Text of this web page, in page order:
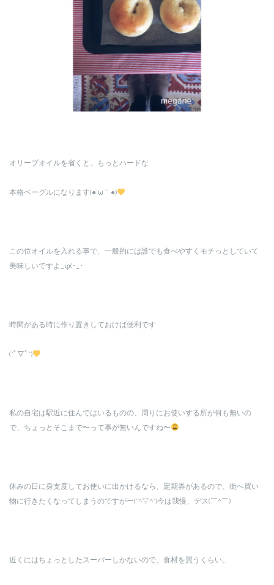
オリーブオイルを省くと、もっとハードな
本格ベーグルになります(●´ω｀●)
この位オイルを入れる事で、一般的には誰でも食べやすくモチっとしていて
美味しいですよ_φ(･_･
時間がある時に作り置きしておけば便利です
(*ﾟ▽ﾟ*)
私の自宅は駅近に住んではいるものの、周りにお使いする所が何も無いの
で、ちょっとそこまで〜って事が無いんですね〜
休みの日に身支度してお使いに出かけるなら、定期券があるので、街へ買い
物に行きたくなってしまうのですがー(*^▽^*)今は我慢、デス(￣^￣)ゞ
近くにはちょっとしたスーパーしかないので、食材を買うくらい。